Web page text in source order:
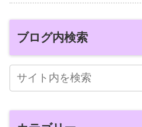
ブログ内検索